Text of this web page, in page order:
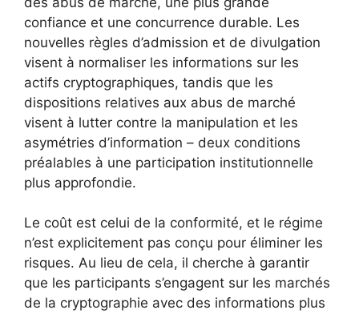
confiance et une concurrence durable. Les
nouvelles règles d’admission et de divulgation
visent à normaliser les informations sur les
actifs cryptographiques, tandis que les
dispositions relatives aux abus de marché
visent à lutter contre la manipulation et les
asymétries d’information – deux conditions
préalables à une participation institutionnelle
plus approfondie.
Le coût est celui de la conformité, et le régime
n’est explicitement pas conçu pour éliminer les
risques. Au lieu de cela, il cherche à garantir
que les participants s’engagent sur les marchés
de la cryptographie avec des informations plus